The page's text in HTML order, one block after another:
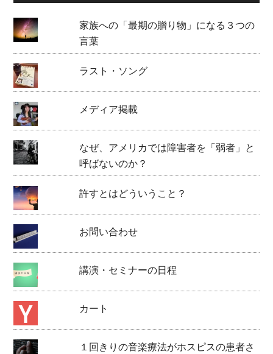
家族への「最期の贈り物」になる３つの
言葉
ラスト・ソング
メディア掲載
なぜ、アメリカでは障害者を「弱者」と
呼ばないのか？
許すとはどういうこと？
お問い合わせ
講演・セミナーの日程
カート
１回きりの音楽療法がホスピスの患者さ